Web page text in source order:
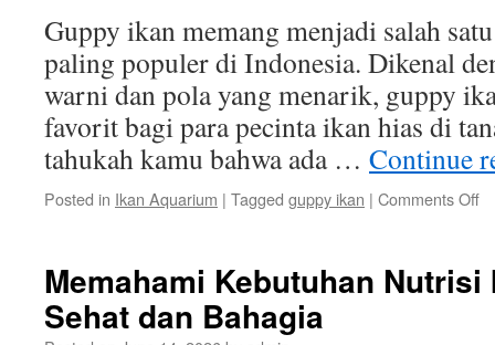
Guppy ikan memang menjadi salah
paling populer di Indonesia. Dikenal
warni dan pola yang menarik, guppy
favorit bagi para pecinta ikan hias di
tahukah kamu bahwa ada … Continue
Posted in Ikan Aquarium | Tagged guppy ikan | Comments Offon
Memahami Kebutuhan
Sehat dan Bahagia